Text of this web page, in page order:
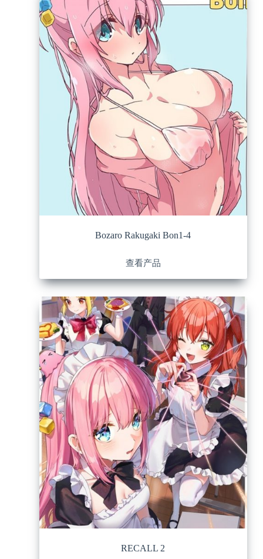
Bozaro Rakugaki Bon1-4
查看产品
RECALL 2